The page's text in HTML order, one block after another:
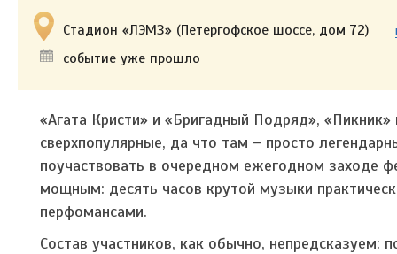
Стадион «ЛЭМЗ» (Петергофское шоссе, дом 72)
событие уже прошло
«Агата Кристи» и «Бригадный Подряд»,
сверхпопулярные, да что там – просто
поучаствовать в очередном ежегодном заходе
мощным: десять часов крутой музыки
перфомансами.
Состав участников, как обычно,